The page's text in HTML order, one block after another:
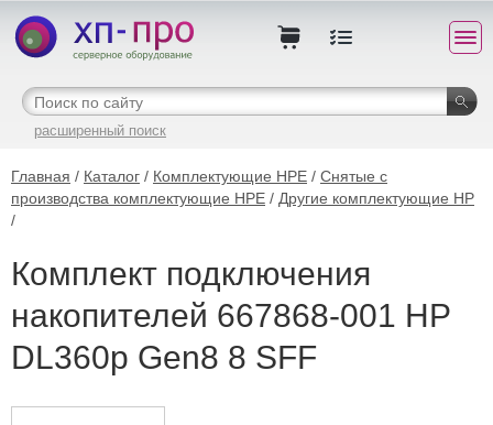
расширенный поиск
Главная / Каталог / Комплектующие HPE / Снятые с
производства комплектующие HPE / Другие комплектующие HP
/
Комплект подключения
накопителей 667868-001 HP
DL360p Gen8 8 SFF